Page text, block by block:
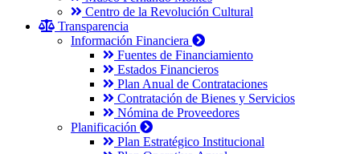
Centro de la Revolución Cultural
Transparencia
Información Financiera
Fuentes de Financiamiento
Estados Financieros
Plan Anual de Contrataciones
Contratación de Bienes y Servicios
Nómina de Proveedores
Planificación
Plan Estratégico Institucional